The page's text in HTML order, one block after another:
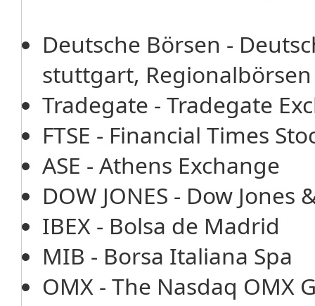
Deutsche Börsen -
stuttgart, Regionalbörsen
Tradegate - Tradegate
FTSE - Financial Times
ASE - Athens Exchange
DOW JONES - Dow Jones
IBEX - Bolsa de Madrid
MIB - Borsa Italiana Spa
OMX - The Nasdaq OMX